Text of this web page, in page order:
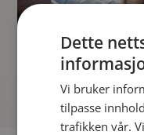
Dette
Vi bruker
tilpasse
trafikken vår.